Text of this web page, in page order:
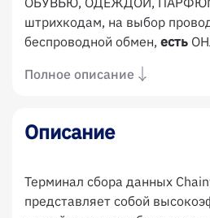
штрихкодам, на выбор
беспроводной обмен, есть
Полное описание
Описание
Терминал сбора данных
представляет собой